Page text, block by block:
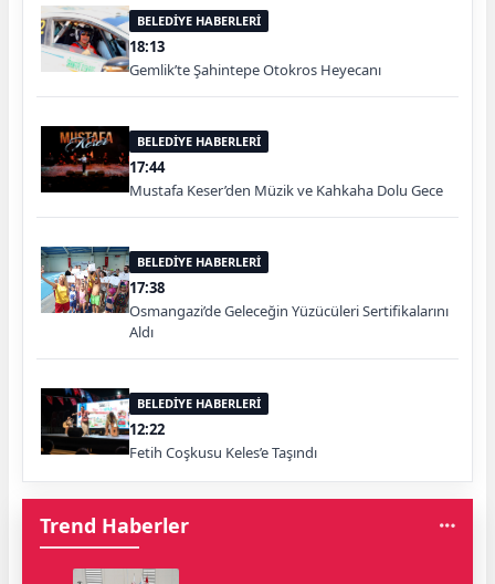
BELEDİYE HABERLERİ
18:13
Gemlik’te Şahintepe Otokros Heyecanı
BELEDİYE HABERLERİ
17:44
Mustafa Keser’den Müzik ve Kahkaha Dolu Gece
BELEDİYE HABERLERİ
17:38
Osmangazi’de Geleceğin Yüzücüleri Sertifikalarını
Aldı
BELEDİYE HABERLERİ
12:22
Fetih Coşkusu Keles’e Taşındı
Trend Haberler